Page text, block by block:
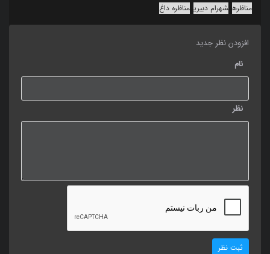
مناظره شهرام دبیری مناظره داغ
افزودن نظر جدید
نام
نظر
ثبت نظر